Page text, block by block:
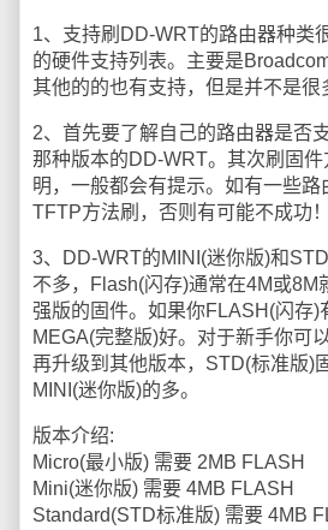
1、支持刷DD-WRT的路由器种类
的硬件支持列表。主要是
其他的的也有支持，但是并不是很
2、首先要了解自己的路由器是否
那种版本的DD-WRT。其次刷固
明，一般都会有提示。如有一些路
TFTP方法刷，否则有可能不成功！
3、DD-WRT的MINI(迷你版)和
不多，Flash(闪存)通常在4M或8M
强版的固件。如果你FLASH(闪存)
MEGA(完整版)好。对于新手你可
再升级到其他版本，STD(标准版)
MINI(迷你版)的多。
版本介绍:
Micro(最小版) 需要 2MB FLASH
Mini(迷你版) 需要 4MB FLASH
Standard(STD标准版) 需要 4MB